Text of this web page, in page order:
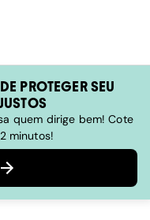
PROTEGER SEU
quem dirige bem! Cote
minutos!